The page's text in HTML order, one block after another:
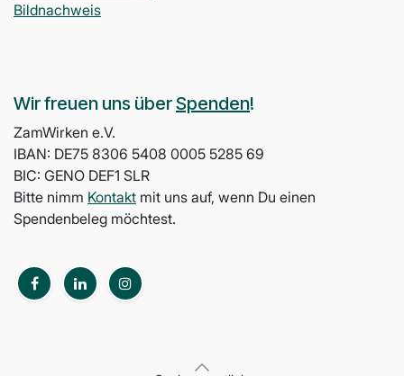
Bildnachweis
Wir freuen uns überSpenden!
ZamWirken e.V.
IBAN: DE75 8306 5408 0005 5285 69
BIC: GENO DEF1 SLR
Bitte nimm Kontakt mit uns auf, wenn Du einen
Spendenbeleg möchtest.